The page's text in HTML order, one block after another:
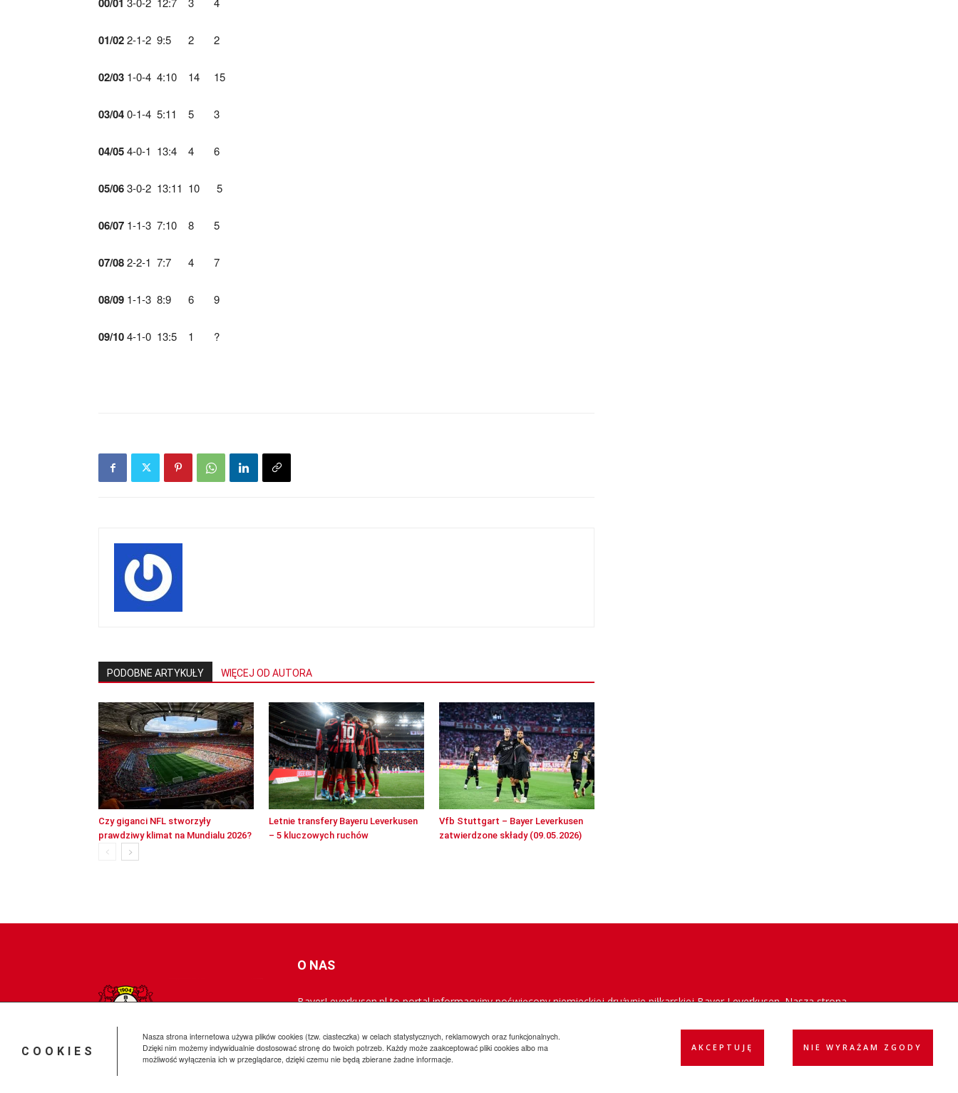
COOKIES
Nasza strona internetowa używa plików cookies (tzw. ciasteczka) w celach statystycznych, reklamowych oraz funkcjonalnych.
Dzięki nim możemy indywidualnie dostosować stronę do twoich potrzeb. Każdy może zaakceptować pliki cookies albo ma
możliwość wyłączenia ich w przeglądarce, dzięki czemu nie będą zbierane żadne informacje.
AKCEPTUJĘ NIE WYRAŻAM ZGODY
01/022-1-2 9:5 2 2
02/03 1-0-4 4:10 14 15
03/040-1-4 5:11 5 3
04/054-0-1 13:4 4 6
05/063-0-2 13:11 10 5
06/07 1-1-3 7:10 8 5
07/082-2-1 7:7 4 7
08/09 1-1-3 8:9 6 9
09/104-1-0 13:5 1 ?
PODOBNE ARTYKUŁY WIĘCEJ OD AUTORA
Czy giganci NFL stworzyły
prawdziwy klimat na Mundialu 2026?
Letnie transfery Bayeru Leverkusen
– 5 kluczowych ruchów
Vfb Stuttgart – Bayer Leverkusen
zatwierdzone składy (09.05.2026)
O NAS
BayerLeverkusen.pl to portal informacyjny poświęcony niemieckiej drużynie piłkarskiej Bayer Leverkusen. Nasza strona
najnowszych informacji.
© BayerLeverkusen.pl 2009-2025 All Rights Reserved.